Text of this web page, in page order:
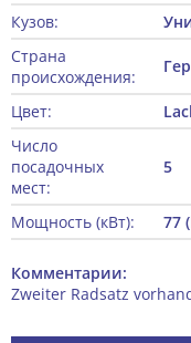
Кузов:
Страна
происхождения:
Цвет:
Число
посадочных
мест:
5
Мощность (кВт): 77
Комментарии:
Zweiter Radsatz